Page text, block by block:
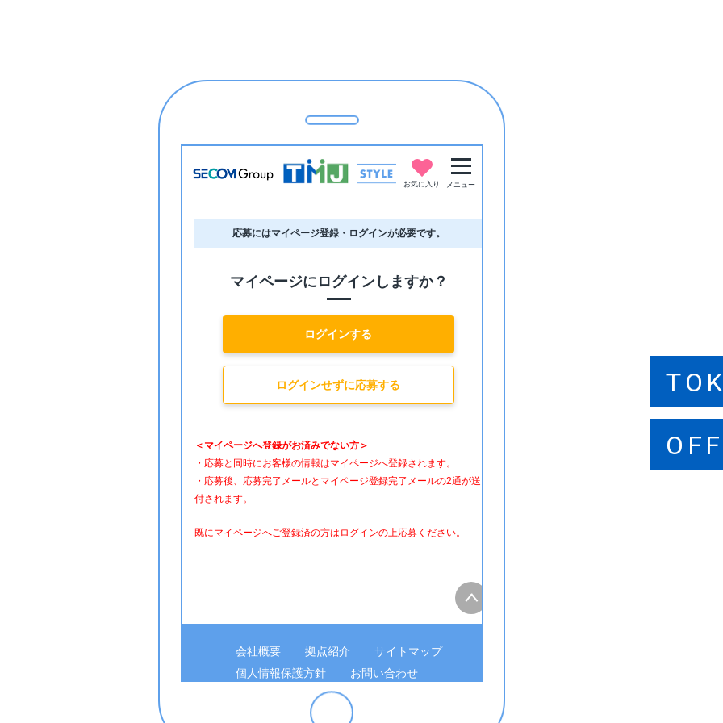
お気に入り メニュー
応募にはマイページ登録・ログインが必要です。
マイページにログインしますか？
ログインする
ログインせずに応募する
＜マイページへ登録がお済みでない方＞
・応募と同時にお客様の情報はマイページへ登録されます。
・応募後、応募完了メールとマイページ登録完了メールの2通が送
付されます。
既にマイページへご登録済の方はログインの上応募ください。
会社概要 拠点紹介
サイトマップ
個人情報保護方針
お問い合わせ